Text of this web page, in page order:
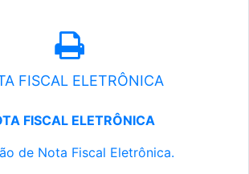
FISCAL ELETRÔNICA
FISCAL ELETRÔNICA
de Nota Fiscal Eletrônica.